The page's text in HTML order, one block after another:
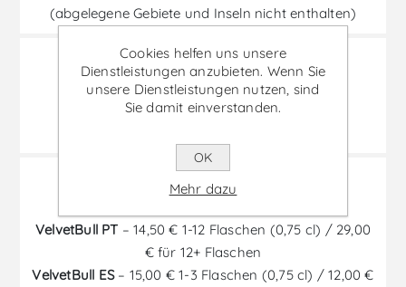
(abgelegene Gebiete und Inseln nicht enthalten)
Transport 100% versichert
VelvetBull PT – 14,50 € 1-12 Flaschen (0,75 cl) / 29,00
€ für 12+ Flaschen
VelvetBull ES– 15,00 € 1-3 Flaschen (0,75 cl) / 12,00 €
Cookies helfen uns unsere
Dienstleistungen anzubieten. Wenn Sie
unsere Dienstleistungen nutzen, sind
Sie damit einverstanden.
OK
Mehr dazu